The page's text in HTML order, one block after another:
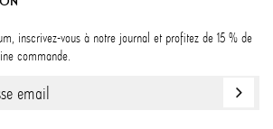
inscrivez-vous à notre journal et profitez de 15 % de
commande.